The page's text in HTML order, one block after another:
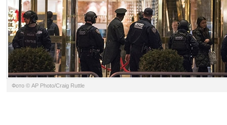
Фото © AP Photo/Craig Ruttle